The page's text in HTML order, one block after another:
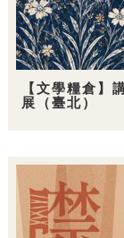
【文學糧倉】
展（臺北）